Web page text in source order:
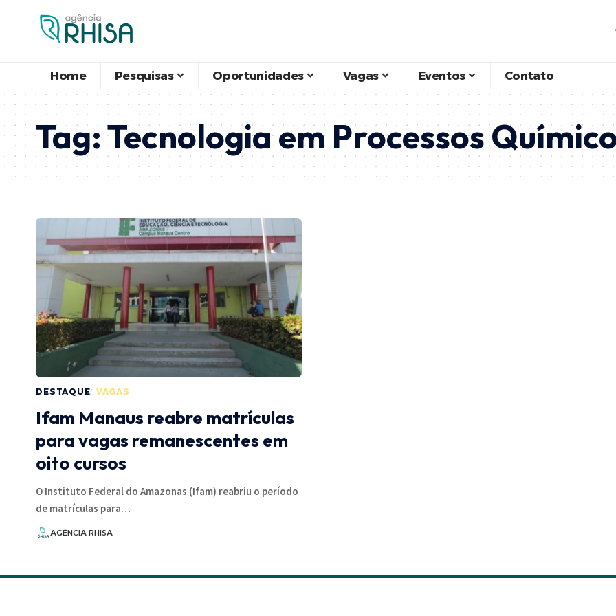
Home Pesquisas Oportunidades Vagas Eventos Contato
Tag:Tecnologia em Processos
DESTAQUE VAGAS
Ifam Manaus reabre matrículas
para vagas remanescentes em
oito cursos
O Instituto Federal do Amazonas (Ifam) reabriu o período
de matrículas para…
AGÊNCIA RHISA